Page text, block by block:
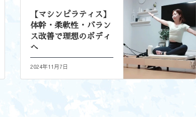
【マシンピラティス】
体幹・柔軟性・バラン
ス改善で理想のボディ
へ
2024年11月7日